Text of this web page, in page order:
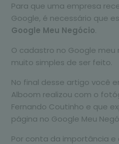
Para que uma empresa
Google, é necessário que
Google Meu Negócio.
O cadastro no Google
muito simples de ser feito.
No final desse artigo você
Alboom realizou com o
Fernando Coutinho e que
página no Google Meu
Por conta da importância e